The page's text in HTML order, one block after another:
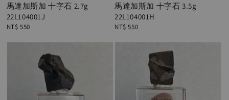
馬達加斯加 十字石 2.7g
22L104001J
Regular
NT$ 550
馬達加斯加 十字石 3.5g
22L104001H
Regular
NT$ 550